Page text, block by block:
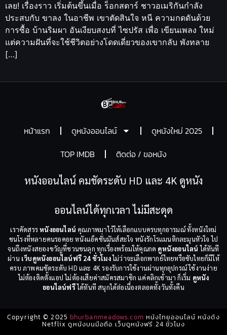
เลย! เรื่องราว เริ่มต้นขึ้นเมื่อ ร็อกสตาร์ ชาวอเมริกันกำลัง
ประสบกับ ขาลง ในอาชีพ เขาตัดสินใจ หนี ความกดดันด้วย
การซื้อ บ้านริมผา อันเงียบสงบที่ ไซปรัส เพื่อ เขียนเพลง ใหม่
แต่ความฝันที่จะใช้ชีวิตอย่างโดดเดี่ยวของเขากลับ พังทลาย
[…]
หน้าแรก ดูหนังออนไลน์
ดูหนังใหม่ 2025
TOP IMDB
ติดต่อ / ขอหนัง
หนังออนไลน์ คมชัดระดับ HD และ 4K ดูหนัง
ออนไลน์ได้ทุกเวลา ไม่มีสะดุด
เราคัดสรรหนังออนไลน์ คุณภาพมาไว้ให้เลือกแบบครบทุกอารมณ์ ทั้งหนังใหม่
ชนโรงที่หลายคนรอคอย หนังแอ็คชั่นมันส์สะใจ หนังรักโรแมนติกละมุนหัวใจ ไป
จนถึงหนังสยองขวัญที่ชวนขนลุก ทุกเรื่องพร้อมให้คุณกด ดูหนังออนไลน์ ได้ทันที
ผ่าน เว็บดูหนังออนไลน์ฟรี 24 ชั่วโมงไม่ว่าจะเลือกพากย์ไทยหรือซับไทยก็มีให้
ครบ ภาพคมชัดระดับ HD และ 4K รองรับการใช้งานผ่านทุกอุปกรณ์ ใช้งานง่าย
ไม่ต้องติดตั้งแอป ไม่ต้องเสียค่าสมัครสมาชิก แค่คลิกเข้ามา ก็เริ่ม ดูหนัง
ออนไลน์ฟรีได้ทันที สนุกได้ต่อเนื่องตลอดทั้งวันทั้งคืน
Copyright © 2025 bhurbanmeadows.com หนังไทยออนไลน์ หนังดัง
Netflix ดูหนังบนมือถือ เว็บดูหนังฟรี 24 ชั่วโมง